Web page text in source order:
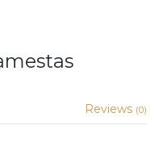
Reviews (0)